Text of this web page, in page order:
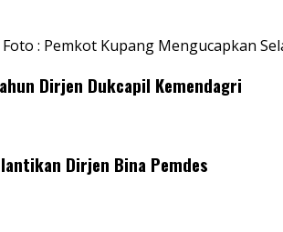
: Pemkot Kupang Mengucapkan
Dirjen Dukcapil Kemendagri
Dirjen Bina Pemdes